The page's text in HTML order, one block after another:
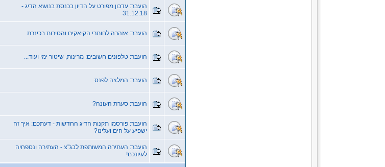
הועבר: עדכון מפורט על הדיון בכנסת בנושא הדיג -
31.12.18
הועבר: אזהרה לחותרי הקיאקים והסירות בכינרת
הועבר: טלפונים חשובים: מרינות, שיטור ימי ועוד...
הועבר: המלצה לפנס
הועבר: סערת העונה?
הועבר: פורסמו תקנות הדיג החדשות - דעתכם: איך זה
ישפיע על הים ועלינו?
הועבר: העתירה המשותפת לבג"צ - העתירה ונספחיה
לעיונכם!